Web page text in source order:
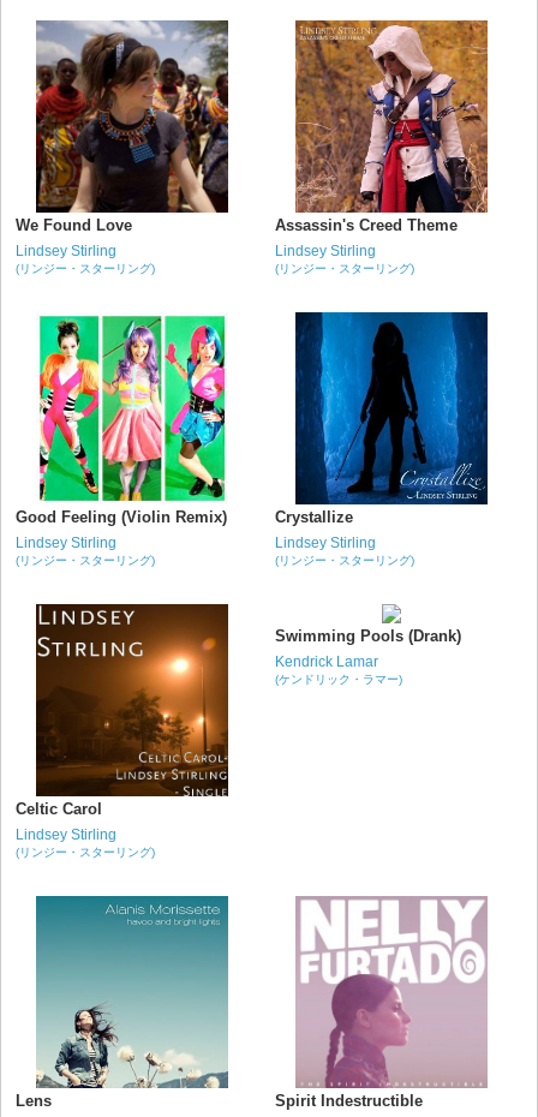
We Found Love
Lindsey Stirling
(リンジー・スターリング)
Assassin's Creed Theme
Lindsey Stirling
(リンジー・スターリング)
Good Feeling (Violin Remix)
Lindsey Stirling
(リンジー・スターリング)
Crystallize
Lindsey Stirling
(リンジー・スターリング)
Celtic Carol
Lindsey Stirling
(リンジー・スターリング)
Swimming Pools (Drank)
Kendrick Lamar
(ケンドリック・ラマー)
Lens Spirit Indestructible